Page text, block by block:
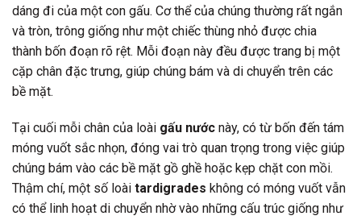
dáng đi của một con gấu. Cơ thể của chúng thường rất ngắn
và tròn, trông giống như một chiếc thùng nhỏ được chia
thành bốn đoạn rõ rệt. Mỗi đoạn này đều được trang bị một
cặp chân đặc trưng, giúp chúng bám và di chuyển trên các
bề mặt.
Tại cuối mỗi chân của loài gấu nước này, có từ bốn đến tám
móng vuốt sắc nhọn, đóng vai trò quan trọng trong việc giúp
chúng bám vào các bề mặt gồ ghề hoặc kẹp chặt con mồi.
Thậm chí, một số loài tardigrades không có móng vuốt vẫn
có thể linh hoạt di chuyển nhờ vào những cấu trúc giống như